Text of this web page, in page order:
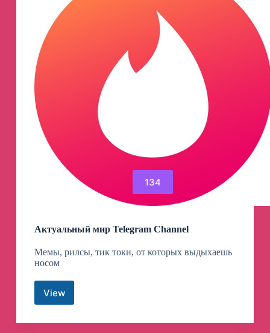
134
Актуальный мир Telegram Channel
Мемы, рилсы, тик токи, от которых выдыхаешь
носом
ViewАктуальный
Telegram